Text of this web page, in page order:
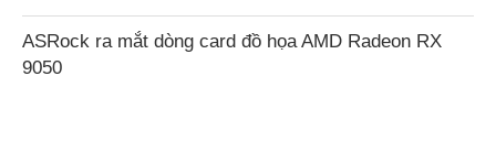
ASRock ra mắt dòng card đồ họa AMD Radeon RX
9050